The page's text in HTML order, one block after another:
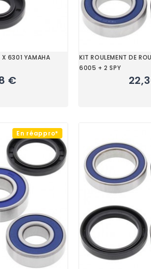
X 6301 YAMAHA
€
KIT ROULEMENT DE
6005 + 2 SPY
En réappro*